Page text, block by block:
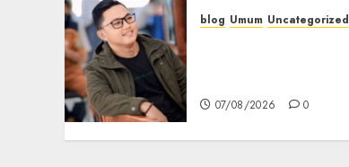
blog Umum Uncategorized
07/08/2026 0